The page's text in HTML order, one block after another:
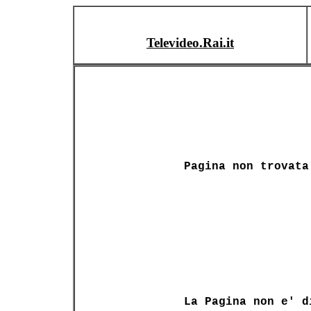
Televideo.Rai.it
Pagina non trovata
La Pagina non e'